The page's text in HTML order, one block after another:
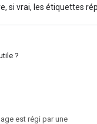
si vrai, les étiquettes
?
est régi par une